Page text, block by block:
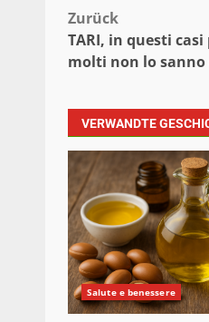
Zurück
TARI, in questi
molti non lo sanno
VERWANDTE
Salute e benessere